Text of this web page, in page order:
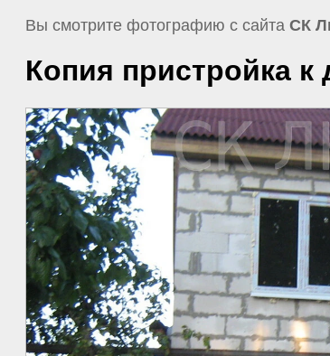
Вы смотрите фотографию с сайта СК
Копия пристройка к